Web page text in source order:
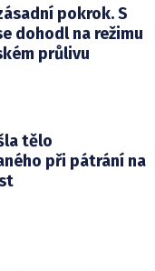
pokrok. S
dohodl na režimu
průlivu
tělo
při pátrání na